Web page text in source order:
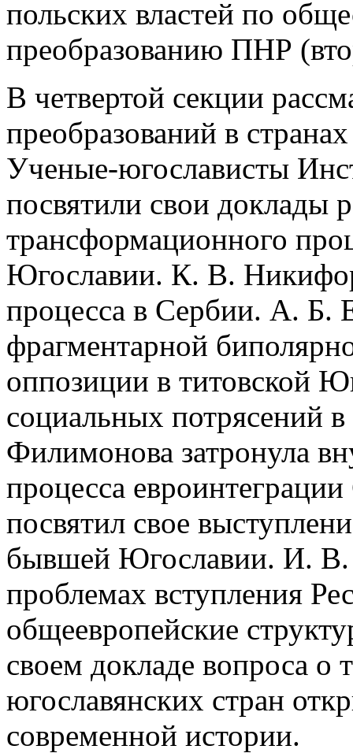
польских властей по
преобразованию ПНР
В четвертой секции
преобразований в
Ученые-югослависты
посвятили свои доклады
трансформационного
Югославии. К. В.
процесса в Сербии. А. Б.
фрагментарной
оппозиции в титовской
социальных потрясений
Филимонова затронула
процесса
посвятил свое
бывшей Югославии. И. В.
проблемах вступления
общеевропейские
своем докладе вопроса о
югославянских стран
современной истории.